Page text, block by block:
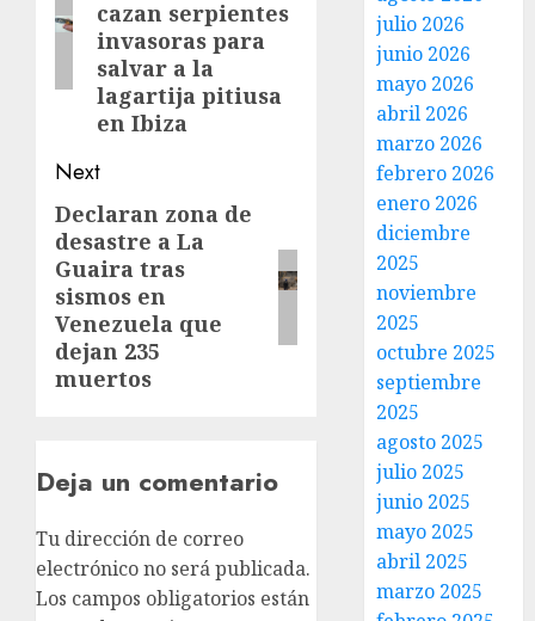
cazan serpientes
invasoras para
salvar a la
lagartija pitiusa
en Ibiza
Next
Declaran zona de
desastre a La
Guaira tras
sismos en
Venezuela que
dejan 235
muertos
Deja un comentario
Tu dirección de correo
electrónico no será publicada.
Los campos obligatorios están
julio 2026
junio 2026
mayo 2026
abril 2026
marzo 2026
febrero 2026
enero 2026
diciembre
2025
noviembre
2025
octubre 2025
septiembre
2025
agosto 2025
julio 2025
junio 2025
mayo 2025
abril 2025
marzo 2025